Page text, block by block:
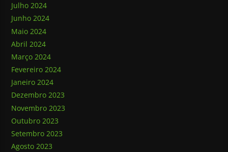
Julho 2024
Junho 2024
Maio 2024
Abril 2024
Março 2024
Fevereiro 2024
Janeiro 2024
Dezembro 2023
Novembro 2023
Outubro 2023
Setembro 2023
Agosto 2023